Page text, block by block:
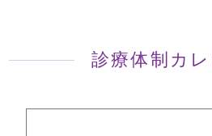
診療体制カ